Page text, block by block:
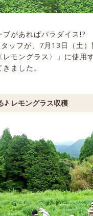
ブがあればパラダイス!?
ッフが、7月13日（土
モングラス〉」に使用
ました。
♪ レモングラス収穫